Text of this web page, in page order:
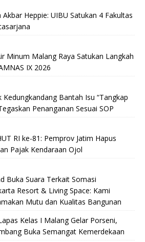
Akbar Heppie: UIBU Satukan 4 Fakultas
Minum Malang Raya Satukan Langkah
IX 2026
Kedungkandang Bantah Isu “Tangkap
Penanganan Sesuai SOP
RI ke-81: Pemprov Jatim Hapus
Pajak Kendaraan Ojol
Buka Suara Terkait Somasi
Resort & Living Space: Kami
Mutu dan Kualitas Bangunan
Kelas I Malang Gelar Porseni,
Buka Semangat Kemerdekaan